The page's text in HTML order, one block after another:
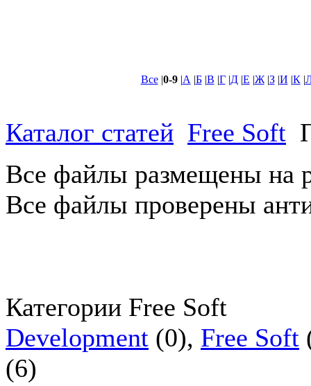
Все|0-9|А |Б|В |Г|Д|Е |Ж|З|И |К|
Каталог статей Free Soft
Все файлы размещены на
Все файлы проверены
Категории Free Soft
Development (0), Free Soft
(6)